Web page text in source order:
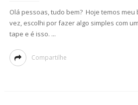
Olá pessoas, tudo bem? Hoje temos meu
vez, escolhi por fazer algo simples com
tape e é isso. ...
Compartilhe